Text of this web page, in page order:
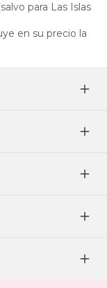
para Las Islas
en su precio la